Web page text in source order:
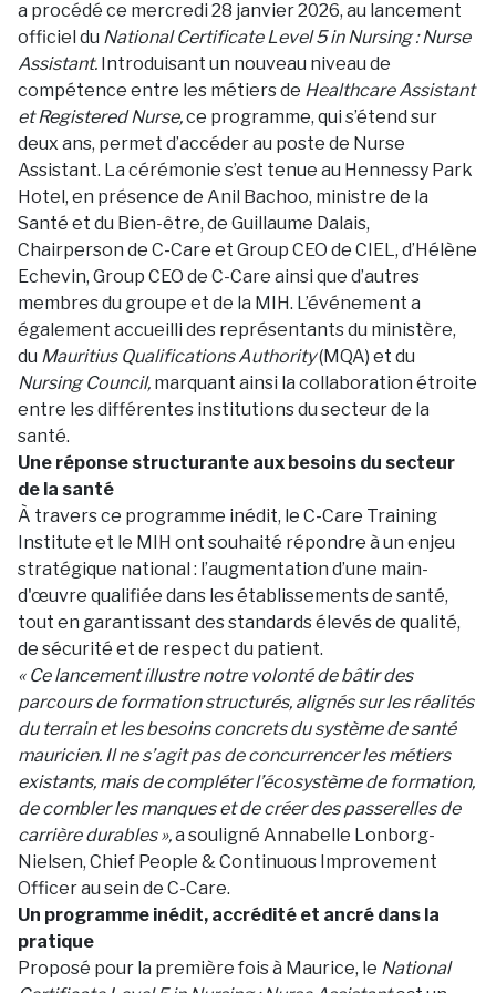
a procédé ce mercredi 28 janvier 2026, au lancement
officiel du National Certificate Level 5 in Nursing : Nurse
Assistant. Introduisant un nouveau niveau de
compétence entre les métiers de Healthcare Assistant
et Registered Nurse,ce programme, qui s’étend sur
deux ans, permet d’accéder au poste de Nurse
Assistant. La cérémonie s’est tenue au Hennessy Park
Hotel, en présence de Anil Bachoo, ministre de la
Santé et du Bien-être, de Guillaume Dalais,
Chairperson de C-Care et Group CEO de CIEL, d’Hélène
Echevin, Group CEO de C-Care ainsi que d’autres
membres du groupe et de la MIH. L’événement a
également accueilli des représentants du ministère,
du Mauritius Qualifications Authority(MQA) et du
Nursing Council, marquant ainsi la collaboration étroite
entre les différentes institutions du secteur de la
santé.
Une réponse structurante aux besoins du secteur
de la santé
À travers ce programme inédit, le C-Care Training
Institute et le MIH ont souhaité répondre à un enjeu
stratégique national : l’augmentation d’une main-
d'œuvre qualifiée dans les établissements de santé,
tout en garantissant des standards élevés de qualité,
de sécurité et de respect du patient.
« Ce lancement illustre notre volonté de bâtir des
parcours de formation structurés, alignés sur les réalités
du terrain et les besoins concrets du système de santé
mauricien. Il ne s’agit pas de concurrencer les métiers
existants, mais de compléter l’écosystème de formation,
de combler les manques et de créer des passerelles de
carrière durables »,a souligné Annabelle Lonborg-
Nielsen, Chief People & Continuous Improvement
Officer au sein de C-Care.
Un programme inédit, accrédité et ancré dans la
pratique
Proposé pour la première fois à Maurice, le National